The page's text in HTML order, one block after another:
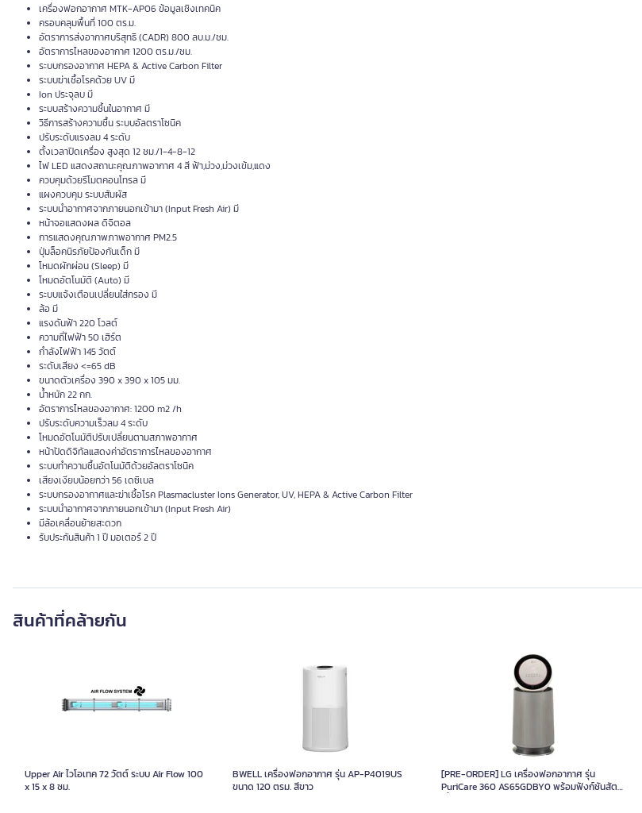
เครื่องฟอกอากาศ MTK-AP06 ข้อมูลเชิงเทคนิค
ครอบคลุมพื้นที่ 100 ตร.ม.
อัตราการส่งอากาศบริสุทธิ (CADR) 800 ลบ.ม./ชม.
อัตราการไหลของอากาศ 1200 ตร.ม./ชม.
ระบบกรองอากาศ HEPA & Active Carbon Filter
ระบบฆ่าเชื้อโรคด้วย UV มี
Ion ประจุลบ มี
ระบบสร้างความชื้นในอากาศ มี
วิธีการสร้างความชื้น ระบบอัลตราโซนิค
ปรับระดับแรงลม 4 ระดับ
ตั้งเวลาปิดเครื่อง สูงสุด 12 ชม./1-4-8-12
ไฟ LED แสดงสถานะคุณภาพอากาศ 4 สี ฟ้า,ม่วง,ม่วงเข้ม,แดง
ควบคุมด้วยรีโมตคอนโทรล มี
แผงควบคุม ระบบสัมผัส
ระบบนำอากาศจากภายนอกเข้ามา (Input Fresh Air) มี
หน้าจอแสดงผล ดิจิตอล
การแสดงคุณภาพภาพอากาศ PM2.5
ปุ่มล็อคนิรภัยป้องกันเด็ก มี
โหมดผักผ่อน (Sleep) มี
โหมดอัตโนมัติ (Auto) มี
ระบบแจ้งเตือนเปลี่ยนใส่กรอง มี
ล้อ มี
แรงดันฟ้า 220 โวลต์
ความถี่ไฟฟ้า 50 เฮิร์ต
กำลังไฟฟ้า 145 วัตต์
ระดับเสียง <=65 dB
ขนาดตัวเครื่อง 390 x 390 x 105 มม.
น้ำหนัก 22 กก.
อัตราการไหลของอากาศ: 1200 m2 /h
ปรับระดับความเร็วลม 4 ระดับ
โหมดอัตโนมัติปรับเปลี่ยนตามสภาพอากาศ
หน้าปัดดิจิทัลแสดงค่าอัตราการไหลของอากาศ
ระบบทำความชื้นอัตโนมัติด้วยอัลตราโซนิค
เสียงเงียบน้อยกว่า 56 เดซิเบล
ระบบกรองอากาศและฆ่าเชื้อโรค Plasmacluster Ions Generator, UV, HEPA & Active Carbon Filter
ระบบนำอากาศจากภายนอกเข้ามา (Input Fresh Air)
มีล้อเคลื่อนย้ายสะดวก
รับประกันสินค้า 1 ปี มอเตอร์ 2 ปี
สินค้าที่คล้ายกัน
Upper Air ไวโอเทค 72 วัตต์ ระบบ Air Flow 100
x 15 x 8 ซม.
BWELL เครื่องฟอกอากาศ รุ่น AP-P4019US
ขนาด 120 ตรม. สีขาว
[PRE-ORDER] LG เครื่องฟอกอากาศ รุ่น
PuriCare 360 AS65GDBY0 พร้อมฟังก์ชันสัตว์